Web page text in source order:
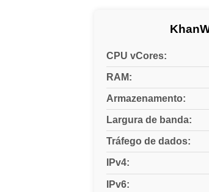
CPU vCores:
RAM:
Armazenamento:
Largura de banda:
Tráfego de dados:
IPv4:
IPv6: